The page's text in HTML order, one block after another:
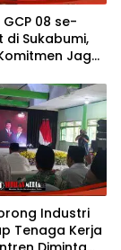
08 se-
di Sukabumi,
Jaga
Industri
Tenaga Kerja